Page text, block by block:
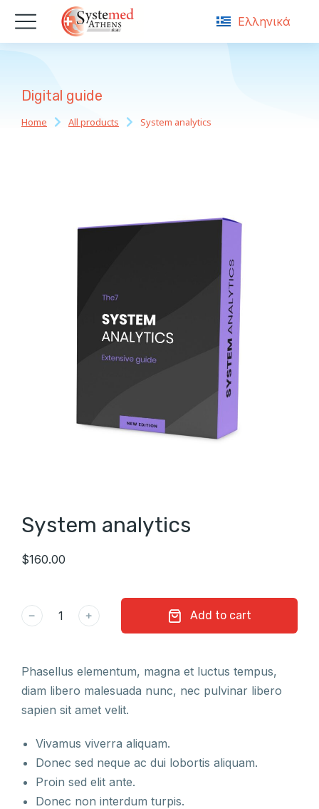
Ελληνικά
English
Digital guide
You are here:
Home All products System analytics
System analytics
$160.00
﹣ ﹢ Add to cart
Phasellus elementum, magna et luctus tempus,
diam libero malesuada nunc, nec pulvinar libero
sapien sit amet velit.
Vivamus viverra aliquam.
Donec sed neque ac dui lobortis aliquam.
Proin sed elit ante.
Donec non interdum turpis.